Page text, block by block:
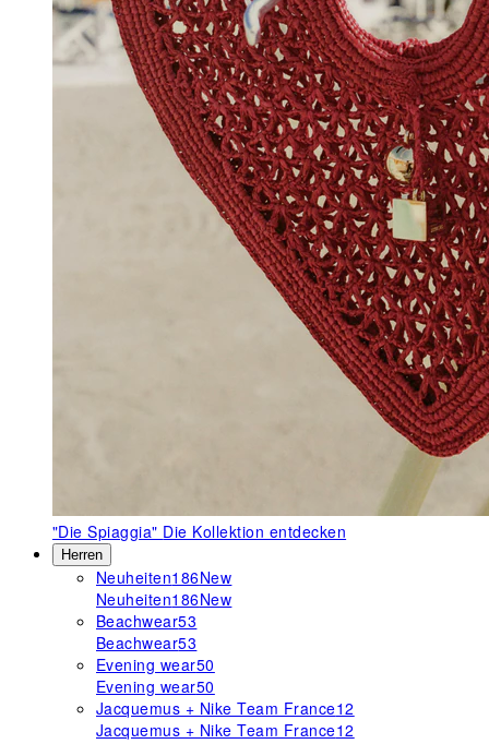
"Die Spiaggia" Die Kollektion entdecken
Herren
Neuheiten186New
Neuheiten186New
Beachwear53
Beachwear53
Evening wear50
Evening wear50
Jacquemus + Nike Team France12
Jacquemus + Nike Team France12